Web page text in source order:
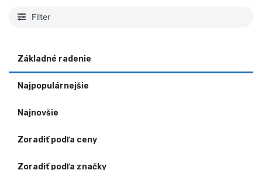
Filter
Základné radenie
Najpopulárnejšie
Najnovšie
Zoradiť podľa ceny
Zoradiť podľa značky